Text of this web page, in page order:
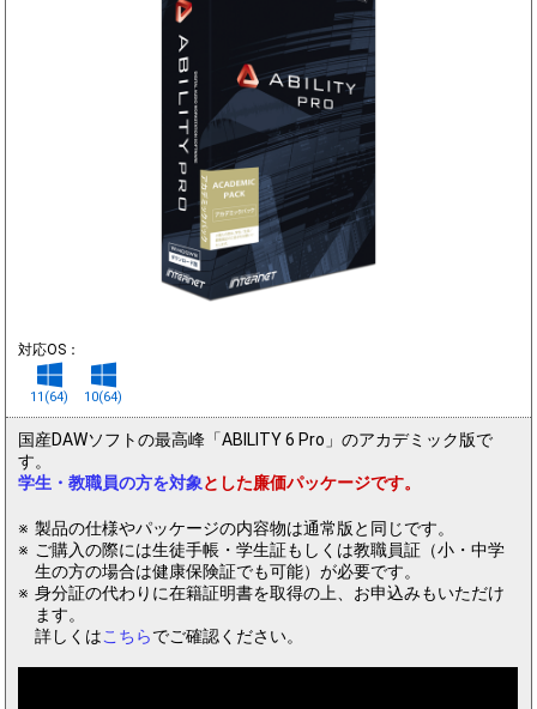
対応OS：
11(64) 10(64)
国産DAWソフトの最高峰「ABILITY 6 Pro」のアカデミック版で
す。
学生・教職員の方を対象とした廉価パッケージです。
製品の仕様やパッケージの内容物は通常版と同じです。
ご購入の際には生徒手帳・学生証もしくは教職員証（小・中学
生の方の場合は健康保険証でも可能）が必要です。
身分証の代わりに在籍証明書を取得の上、お申込みもいただけ
ます。
詳しくはこちらでご確認ください。